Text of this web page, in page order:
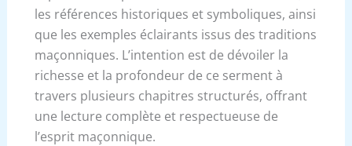
les références historiques et symboliques, ainsi
que les exemples éclairants issus des traditions
maçonniques. L’intention est de dévoiler la
richesse et la profondeur de ce serment à
travers plusieurs chapitres structurés, offrant
une lecture complète et respectueuse de
l’esprit maçonnique.